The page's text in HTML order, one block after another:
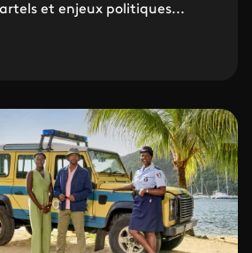
et enjeux politiques...